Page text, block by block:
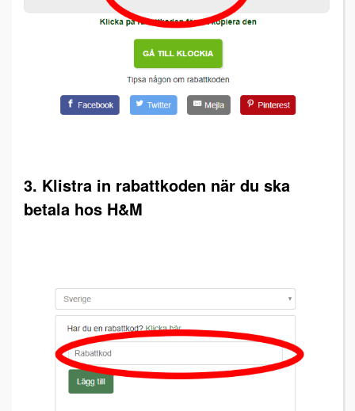
3. Klistra in rabattkoden när du ska
betala hos H&M